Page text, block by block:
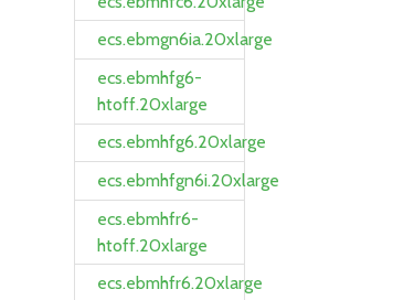
ecs.ebmgn6ia.20xlarge
ecs.ebmhfg6-
htoff.20xlarge
ecs.ebmhfg6.20xlarge
ecs.ebmhfgn6i.20xlarge
ecs.ebmhfr6-
htoff.20xlarge
ecs.ebmhfr6.20xlarge